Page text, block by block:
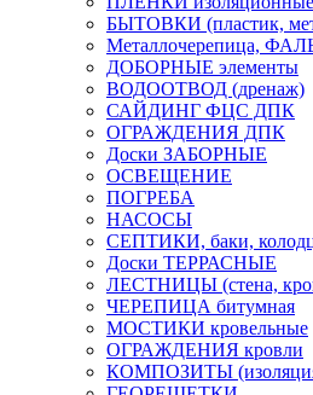
БЫТОВКИ (пластик,
Металлочерепица,
ДОБОРНЫЕ элементы
ВОДООТВОД (дренаж)
САЙДИНГ ФЦС ДПК
ОГРАЖДЕНИЯ ДПК
Доски ЗАБОРНЫЕ
ОСВЕЩЕНИЕ
ПОГРЕБА
НАСОСЫ
СЕПТИКИ, баки,
Доски ТЕРРАСНЫЕ
ЛЕСТНИЦЫ (стена,
ЧЕРЕПИЦА битумная
МОСТИКИ кровельные
ОГРАЖДЕНИЯ кровли
КОМПОЗИТЫ